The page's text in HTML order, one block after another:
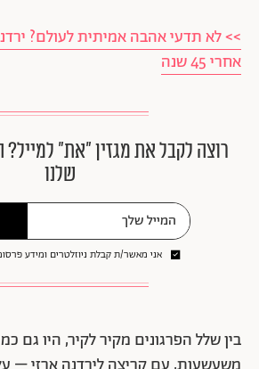
>> לא תדעי אהבה אמיתית לעולם?
אחרי 45 שנה
רוצה לקבל את מגזין ״את״ למייל?
שלנו
אני מאשר/ת קבלת ניוזלטרים ומידע
בין שלל הפרגונים מקיר לקיר, היו גם